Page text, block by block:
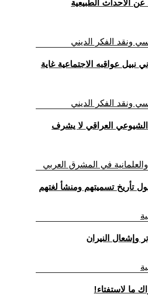
عن الأحداث الطبيعية
ونقد الفكر الديني
نبيل عواقبه الاجتماعية غاية
ونقد الفكر الديني
الشيوعي العراقي لا يشرف
في المشرق العربي